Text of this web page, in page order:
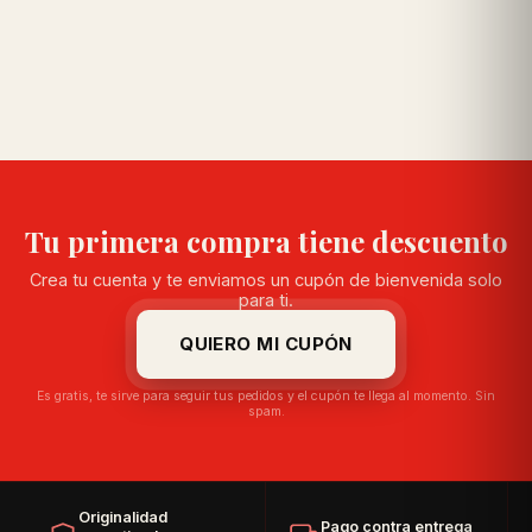
Tu primera compra tiene descuento
Crea tu cuenta y te enviamos un cupón de bienvenida solo
para ti.
QUIERO MI CUPÓN
Es gratis, te sirve para seguir tus pedidos y el cupón te llega al momento. Sin
spam.
Originalidad
Pago contra entrega